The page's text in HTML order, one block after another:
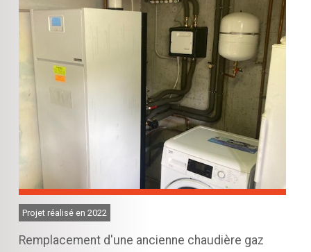
Projet réalisé en 2022
Remplacement d'une ancienne chaudière gaz